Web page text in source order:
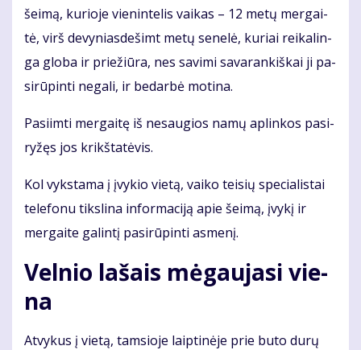
šei­mą, ku­rio­je vie­nin­te­lis vai­kas – 12 me­tų mer­gai­
tė, virš de­vy­nias­de­šimt me­tų se­ne­lė, ku­riai rei­ka­lin­
ga glo­ba ir prie­žiū­ra, nes sa­vi­mi sa­va­ran­kiš­kai ji pa­
si­rū­pin­ti ne­ga­li, ir be­dar­bė mo­ti­na.
Pa­si­im­ti mer­gai­tę iš ne­sau­gios na­mų ap­lin­kos pa­si­
ry­žęs jos krikš­ta­tė­vis.
Kol vyks­ta­ma į įvy­kio vie­tą, vai­ko tei­sių spe­cia­lis­tai
te­le­fo­nu tiks­li­na in­for­ma­ci­ją apie šei­mą, įvy­kį ir
mer­gai­te ga­lin­tį pa­si­rū­pin­ti as­me­nį.
Vel­nio la­šais mė­gau­ja­si vie­
na
At­vy­kus į vie­tą, tam­sio­je laip­ti­nė­je prie bu­to du­rų